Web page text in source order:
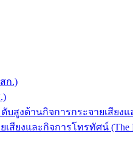
ก.)
สูงด้านกิจการกระจายเสียง
ยงและกิจการโทรทัศน์ (The